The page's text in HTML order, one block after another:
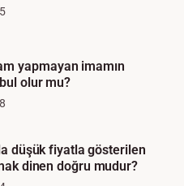
yapmayan imamın
olur mu?
düşük fiyatla gösterilen
dinen doğru mudur?